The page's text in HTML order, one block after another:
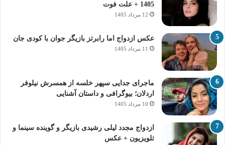
1405 + علت فوت
12 مرداد 1405
عکس ازدواج اما رابرتز بازیگر جوان با کودی جان
11 مرداد 1405
ماجرای جدایی سپهر خلسه از همسرش نیلوفر
اردلان؛ بیوگرافی و داستان آشنایی
10 مرداد 1405
ازدواج مجدد لیلی رشیدی بازیگر و گوینده سینما و
تلویزیون + عکس